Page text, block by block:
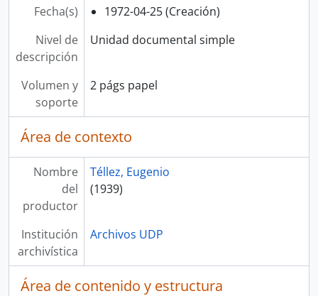
Fecha(s)
1972-04-25 (Creación)
Nivel de
descripción
Unidad documental simple
Volumen y
soporte
2 págs papel
Área de contexto
Nombre
del
productor
Téllez, Eugenio
(1939)
Institución
archivística
Archivos UDP
Área de contenido y estructura